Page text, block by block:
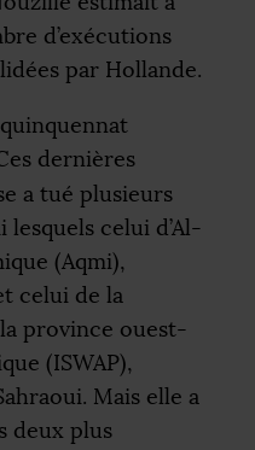
d’exécutions
par Hollande.
dernières
a tué plusieurs
lesquels celui d’Al-
(Aqmi),
celui de la
province ouest-
(ISWAP),
Mais elle a
deux plus